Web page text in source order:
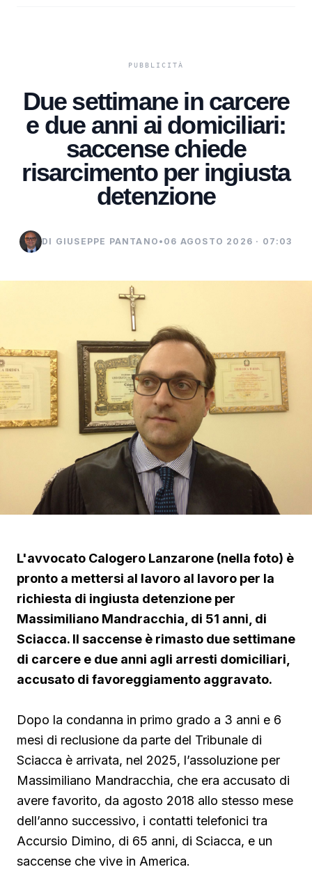
Due settimane in carcere
e due anni ai domiciliari:
saccense chiede
risarcimento per ingiusta
detenzione
DI GIUSEPPE PANTANO • 06 AGOSTO 2026 · 07:03
L'avvocato Calogero Lanzarone (nella foto) è
pronto a mettersi al lavoro al lavoro per la
richiesta di ingiusta detenzione per
Massimiliano Mandracchia, di 51 anni, di
Sciacca. Il saccense è rimasto due settimane
di carcere e due anni agli arresti domiciliari,
accusato di favoreggiamento aggravato.
Dopo la condanna in primo grado a 3 anni e 6
mesi di reclusione da parte del Tribunale di
Sciacca è arrivata, nel 2025, l’assoluzione per
Massimiliano Mandracchia, che era accusato di
avere favorito, da agosto 2018 allo stesso mese
dell’anno successivo, i contatti telefonici tra
Accursio Dimino, di 65 anni, di Sciacca, e un
saccense che vive in America.